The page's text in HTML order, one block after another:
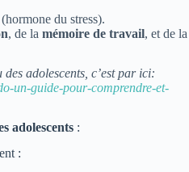
(hormone du stress).
, de la mémoire de travail, et de la
adolescents, c’est par ici:
un-guide-pour-comprendre-et-
adolescents :
: